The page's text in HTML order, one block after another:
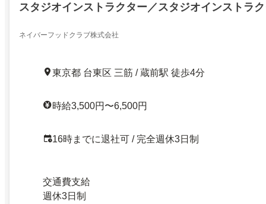
スタジオインストラクター／スタジオインストラ
ネイバーフッドクラブ株式会社
東京都 台東区 三筋 / 蔵前駅 徒歩4分
時給3,500円〜6,500円
16時までに退社可 / 完全週休3日制
交通費支給
週休3日制